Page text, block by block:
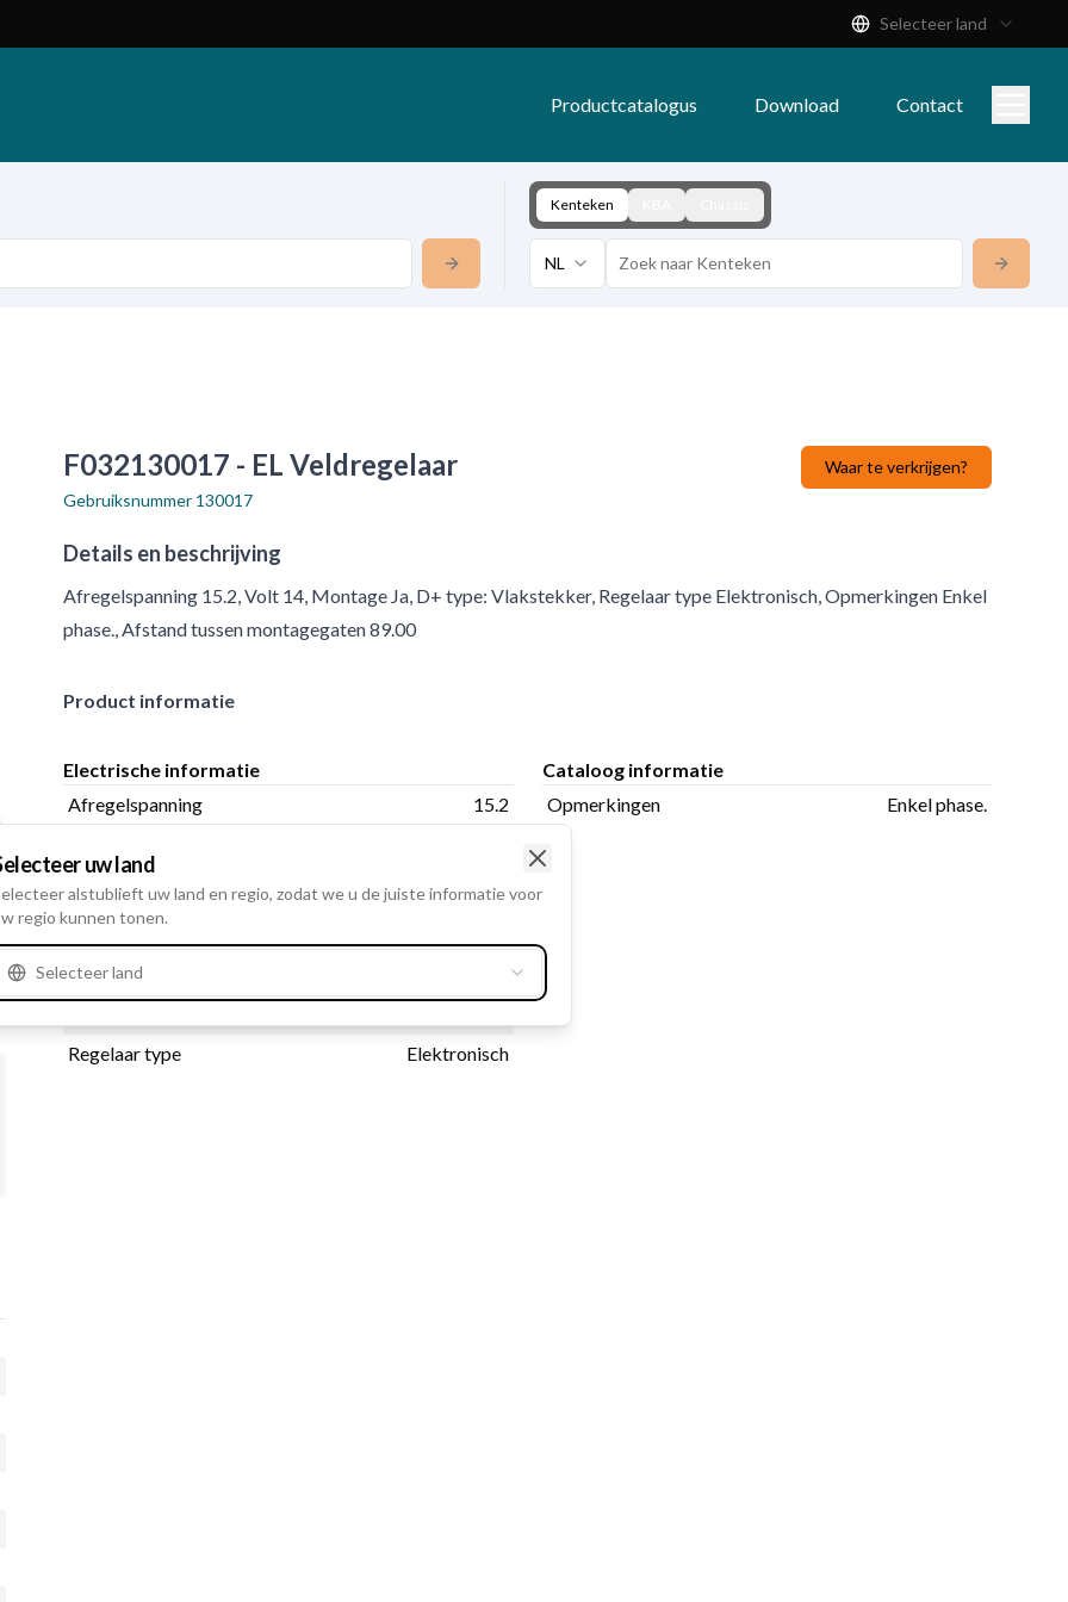
Selecteer land
Productcatalogus Download Contact
Kenteken
NL
F032130017 - EL Veldregelaar
Waar te verkrijgen?
Gebruiksnummer 130017
Details en beschrijving
Afregelspanning 15.2, Volt 14, Montage Ja, D+ type: Vlakstekker, Regelaar type Elektronisch, Opmerkingen Enkel
phase., Afstand tussen montagegaten 89.00
Product informatie
Electrische informatie
Afregelspanning
15.2
Cataloog informatie
Opmerkingen
Enkel phase.
Fysieke informatie
Montage
Regelaar type
Elektronisch
uw land
alstublieft uw land en regio, zodat we u de juiste informatie voor
regio kunnen tonen.
Selecteer land